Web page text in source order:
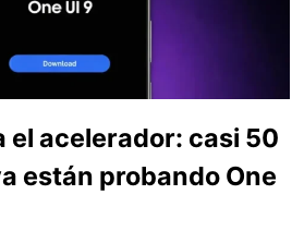
el acelerador: casi 50
están probando One